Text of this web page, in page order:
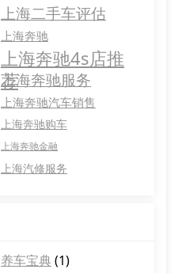
上海二手车评估
上海奔驰
上海奔驰4s店推
荐
上海奔驰服务
上海奔驰汽车销售
上海奔驰购车
上海奔驰金融
上海汽修服务
养车宝典(1)